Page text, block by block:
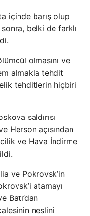
içinde barış olup
belki de farklı
olmasını ve
almakla tehdit
tehditlerin hiçbiri
saldırısı
Herson açısından
ve Hava İndirme
ve Pokrovsk’in
atamayı
Batı’dan
neslini